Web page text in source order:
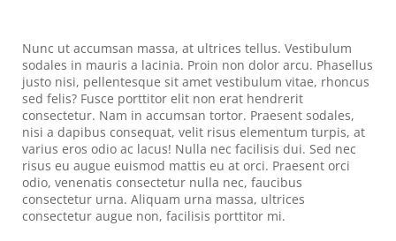
Nunc ut accumsan massa, at ultrices tellus. Vestibulum
sodales in mauris a lacinia. Proin non dolor arcu. Phasellus
justo nisi, pellentesque sit amet vestibulum vitae, rhoncus
sed felis? Fusce porttitor elit non erat hendrerit
consectetur. Nam in accumsan tortor. Praesent sodales,
nisi a dapibus consequat, velit risus elementum turpis, at
varius eros odio ac lacus! Nulla nec facilisis dui. Sed nec
risus eu augue euismod mattis eu at orci. Praesent orci
odio, venenatis consectetur nulla nec, faucibus
consectetur urna. Aliquam urna massa, ultrices
consectetur augue non, facilisis porttitor mi.